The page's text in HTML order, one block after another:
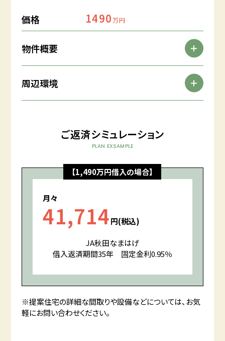
価格 1490万円
物件概要
周辺環境
ご返済シミュレーション
PLAN EXSAMPLE
【1,490万円借入の場合】
月々
41,714円(税込)
JA秋田なまはげ
借入返済期間35年 固定金利0.95％
※提案住宅の詳細な間取りや設備などについては、お気
軽にお問い合わせください。